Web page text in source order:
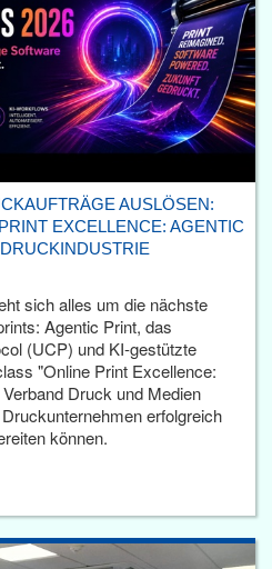
AUSLÖSEN:
EXCELLENCE: AGENTIC
sich alles um die nächste
Agentic Print, das
(UCP) und KI-gestützte
"Online Print Excellence:
Druck und Medien
erfolgreich
können.